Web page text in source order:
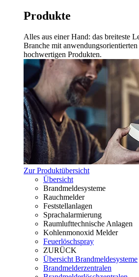
Produkte
Alles aus einer Hand: das breiteste
Branche mit
hochwertigen Produkten.
Zur Produktübersicht
Übersicht
Brandmeldesysteme
Rauchmelder
Feststellanlagen
Sprachalarmierung
Raumlufttechnische Anlagen
Kohlenmonoxid Melder
Feuerlöschspray
ZURÜCK
Übersicht Brandmeldesysteme
Brandmelderzentralen